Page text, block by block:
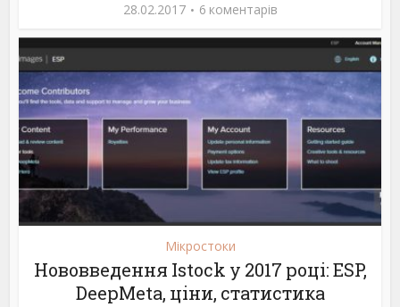
28.02.2017 6 коментарів
Мікростоки
Нововведення Istock у 2017 році: ESP,
DeepMeta, ціни, статистика